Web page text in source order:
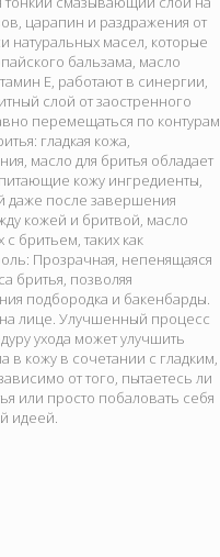
царапин и раздражения от
натуральных масел, которые
бальзама, масло
Е, работают в синергии,
слой от заостренного
перемещаться по контурам
гладкая кожа,
масло для бритья обладает
кожу ингредиенты,
даже после завершения
кожей и бритвой, масло
бритьем, таких как
Прозрачная, непенящаяся
бритья, позволяя
подбородка и бакенбарды.
лице. Улучшенный процесс
ухода может улучшить
кожу в сочетании с гладким,
от того, пытаетесь ли
или просто побаловать себя
идеей.